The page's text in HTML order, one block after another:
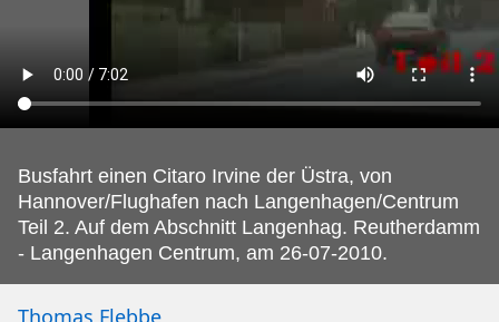
Busfahrt einen Citaro Irvine der Üstra, von
Hannover/Flughafen nach Langenhagen/Centrum
Teil 2. Auf dem Abschnitt Langenhag. Reutherdamm
- Langenhagen Centrum, am 26-07-2010.
Thomas Flebbe